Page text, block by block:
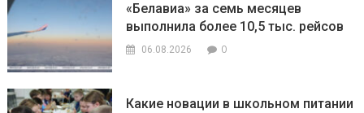
«Белавиа» за семь месяцев
выполнила более 10,5 тыс. рейсов
06.08.2026 0
Какие новации в школьном питании